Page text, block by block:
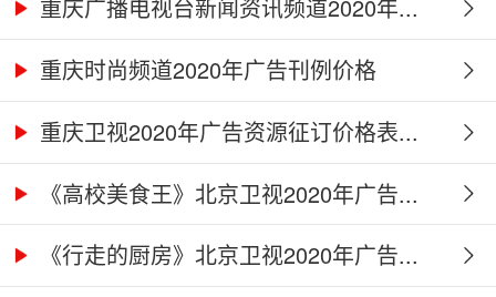
重庆广播电视台新闻资讯频道2020年...
重庆时尚频道2020年广告刊例价格
重庆卫视2020年广告资源征订价格表...
《高校美食王》北京卫视2020年广告...
《行走的厨房》北京卫视2020年广告...